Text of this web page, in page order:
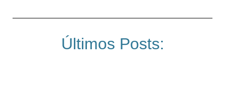
Últimos Posts: